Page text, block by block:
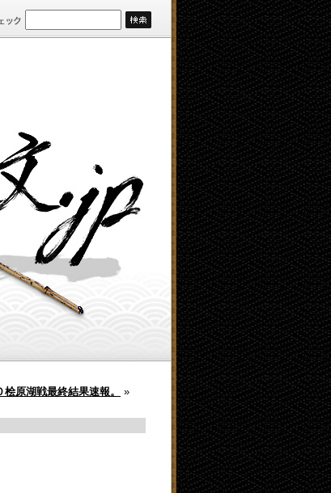
桧原湖戦最終結果速報。 »